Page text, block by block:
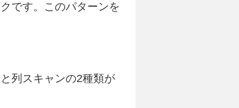
です。このパターンを
列スキャンの2種類が